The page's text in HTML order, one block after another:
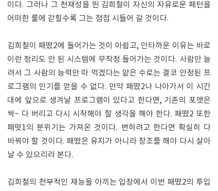
이다. 그러나 그 천재성을 띈 김희철이 자신의 자유로운 패턴을
어떠한 룰에 갇힐수록 그는 점점 시들어 갈 것이다.
김희철이 패떴2에 들어가는 것이 아쉽고, 안타까운 이유는 바로
이런 정리도 안 된 시스템에 무작정 들어가는 것이다. 사람만 늘
려서 그 사람의 능력만 따 먹겠다는 얕은 수로는 결코 안정된 프
로그램의 인기를 얻을 수 없다. 만약 패떴2나 나아가서 이 시간
대에 앞으로 생겨날 프로그램이 있다고 한다면, 기존의 포맷은
싹~ 다 버리고 다시 시작해야 할 생각을 해야 한다. 패떴2 또한
패떳1의 분위기는 가져온 것이다. 변하려고 한다면 확실히 다
바꿔야 할 것이다. 패떴은 유지가 아니라 창조를 해야 다시 살아
날 수 있으리라 본다.
김희철의 천부적인 재능을 아끼는 입장에서 이번 패떴2의 투입